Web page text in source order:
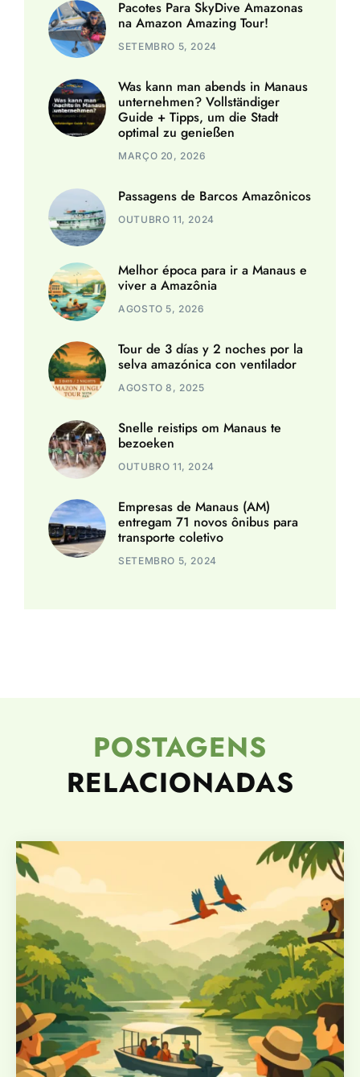
Pacotes Para SkyDive Amazonas
na Amazon Amazing Tour!
SETEMBRO 5, 2024
Was kann man abends in Manaus
unternehmen? Vollständiger
Guide + Tipps, um die Stadt
optimal zu genießen
MARÇO 20, 2026
Passagens de Barcos Amazônicos
OUTUBRO 11, 2024
Melhor época para ir a Manaus e
viver a Amazônia
AGOSTO 5, 2026
Tour de 3 días y 2 noches por la
selva amazónica con ventilador
AGOSTO 8, 2025
Snelle reistips om Manaus te
bezoeken
OUTUBRO 11, 2024
Empresas de Manaus (AM)
entregam 71 novos ônibus para
transporte coletivo
SETEMBRO 5, 2024
POSTAGENS
RELACIONADAS